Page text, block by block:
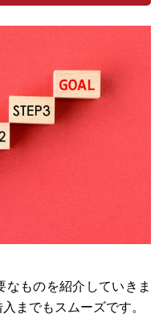
ものを紹介していきま
までもスムーズです。